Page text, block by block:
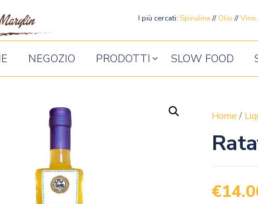
Naturalmente
I più cercati: Spirulina // Olio //Vino
NEGOZIO PRODOTTI SLOW FOOD
Home /
€